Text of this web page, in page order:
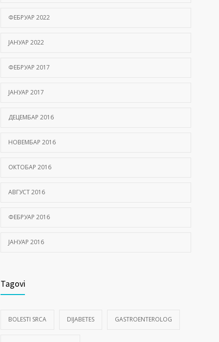
ФЕБРУАР 2022
ЈАНУАР 2022
ФЕБРУАР 2017
ЈАНУАР 2017
ДЕЦЕМБАР 2016
НОВЕМБАР 2016
ОКТОБАР 2016
АВГУСТ 2016
ФЕБРУАР 2016
ЈАНУАР 2016
Tagovi
BOLESTI SRCA DIJABETES GASTROENTEROLOG